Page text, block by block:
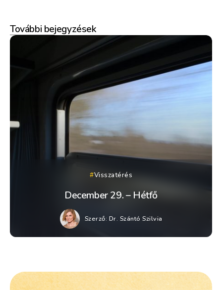
További bejegyzések
Visszatérés
December 29. – Hétfő
Szerző: Dr. Szántó Szilvia